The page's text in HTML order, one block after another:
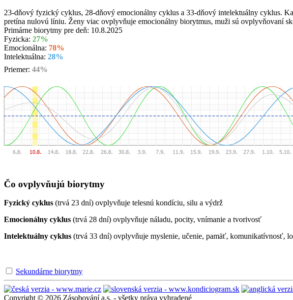
23-dňový fyzický cyklus, 28-dňový emocionálny cyklus a 33-dňový intelektuálny cyklus.
pretína nulovú líniu. Ženy viac ovplyvňuje emocionálny biorytmus, muži sú ovplyvňovaní
Primárne biorytmy pre deň: 10.8.2025
Fyzicka: 27%
Emocionálna: 78%
Intelektuálna: 28%
Priemer: 44%
Čo ovplyvňujú biorytmy
Fyzický cyklus (trvá 23 dní) ovplyvňuje telesnú kondíciu, silu a výdrž
Emocionálny cyklus (trvá 28 dní) ovplyvňuje náladu, pocity, vnímanie a tvorivosť
Intelektuálny cyklus (trvá 33 dní) ovplyvňuje myslenie, učenie, pamäť, komunikatívnosť,
Sekundárne biorytmy
Copyright © 2026 Zásobování a.s. - všetky práva vyhradené